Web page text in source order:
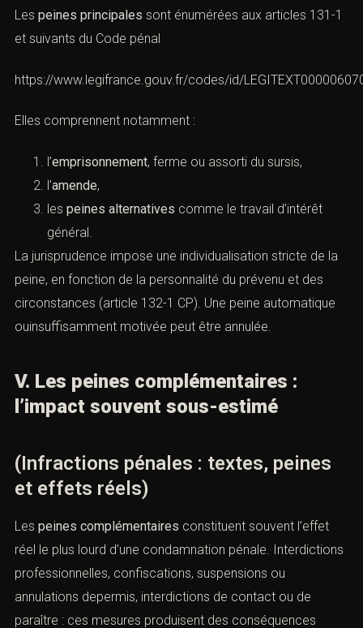
Les peines principales sont énumérées aux articles 131-1
et suivants du Code pénal
https://www.legifrance.gouv.fr/codes/id/
Elles comprennent notamment :
l’emprisonnement, ferme ou assorti du sursis,
l’amende,
les peines alternatives comme le travail d’intérêt
général.
La jurisprudence impose une individualisation stricte de la
peine, en fonction de la personnalité du prévenu et des
circonstances (article 132-1 CP). Une peine automatique
ouinsuffisamment motivée peut être annulée.
V. Les peines complémentaires :
l’impact souvent sous-estimé
(Infractions pénales : textes, peines
et effets réels)
Les peines complémentaires constituent souvent l’effet
réel le plus lourd d’une condamnation pénale. Interdictions
professionnelles, confiscations, suspensions ou
annulations depermis, interdictions de contact ou de
paraître : ces mesures produisent des conséquences